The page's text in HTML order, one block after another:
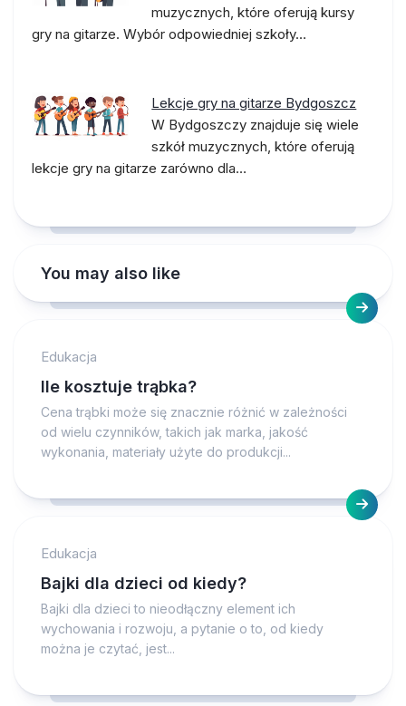
muzycznych, które oferują kursy
gry na gitarze. Wybór odpowiedniej szkoły…
Lekcje gry na gitarze Bydgoszcz
W Bydgoszczy znajduje się wiele
szkół muzycznych, które oferują
lekcje gry na gitarze zarówno dla…
You may also like
Edukacja
Ile kosztuje trąbka?
Cena trąbki może się znacznie różnić w zależności
od wielu czynników, takich jak marka, jakość
wykonania, materiały użyte do produkcji...
Edukacja
Bajki dla dzieci od kiedy?
Bajki dla dzieci to nieodłączny element ich
wychowania i rozwoju, a pytanie o to, od kiedy
można je czytać, jest...